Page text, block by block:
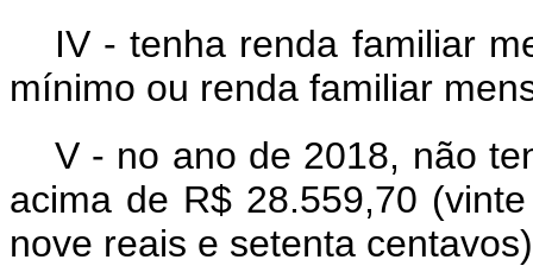
IV - tenha renda familiar
mínimo ou renda familiar
V - no ano de 2018, não
acima de R$ 28.559,70
nove reais e setenta